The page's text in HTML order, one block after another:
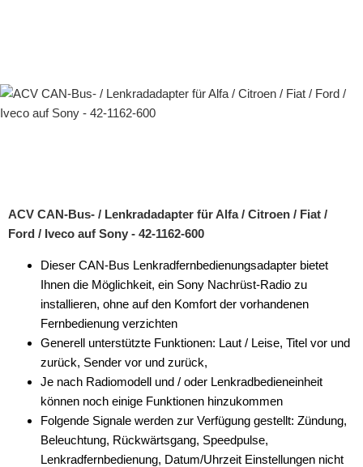
ACV CAN-Bus- / Lenkradadapter für Alfa / Citroen / Fiat /
Ford / Iveco auf Sony - 42-1162-600
Dieser CAN-Bus Lenkradfernbedienungsadapter bietet
Ihnen die Möglichkeit, ein Sony Nachrüst-Radio zu
installieren, ohne auf den Komfort der vorhandenen
Fernbedienung verzichten
Generell unterstützte Funktionen: Laut / Leise, Titel vor und
zurück, Sender vor und zurück,
Je nach Radiomodell und / oder Lenkradbedieneinheit
können noch einige Funktionen hinzukommen
Folgende Signale werden zur Verfügung gestellt: Zündung,
Beleuchtung, Rückwärtsgang, Speedpulse,
Lenkradfernbedienung, Datum/Uhrzeit Einstellungen nicht